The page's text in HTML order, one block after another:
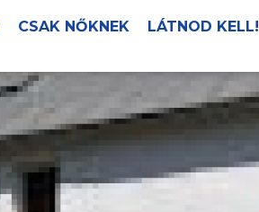
CSAK NŐKNEK LÁTNOD KELL!